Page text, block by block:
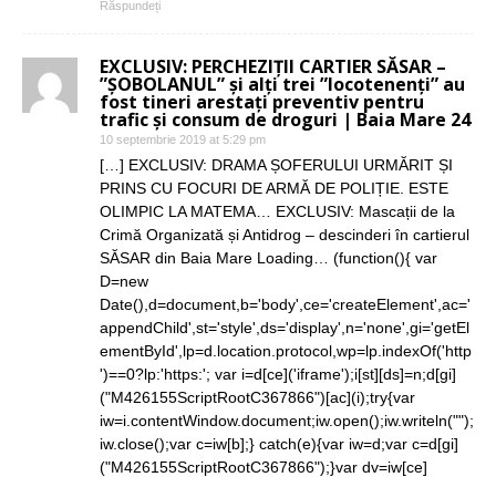
Răspundeți
EXCLUSIV: PERCHEZIȚII CARTIER SĂSAR –
”ȘOBOLANUL” și alți trei ”locotenenți” au
fost tineri arestați preventiv pentru
trafic și consum de droguri | Baia Mare 24
10 septembrie 2019 at 5:29 pm
[…] EXCLUSIV: DRAMA ȘOFERULUI URMĂRIT ȘI
PRINS CU FOCURI DE ARMĂ DE POLIȚIE. ESTE
OLIMPIC LA MATEMA… EXCLUSIV: Mascații de la
Crimă Organizată și Antidrog – descinderi în cartierul
SĂSAR din Baia Mare Loading… (function(){ var
D=new
Date(),d=document,b='body',ce='createElement',ac='
appendChild',st='style',ds='display',n='none',gi='getEl
ementById',lp=d.location.protocol,wp=lp.indexOf('http
')==0?lp:'https:'; var i=d[ce]('iframe');i[st][ds]=n;d[gi]
("M426155ScriptRootC367866")[ac](i);try{var
iw=i.contentWindow.document;iw.open();iw.writeln("");
iw.close();var c=iw[b];} catch(e){var iw=d;var c=d[gi]
("M426155ScriptRootC367866");}var dv=iw[ce]